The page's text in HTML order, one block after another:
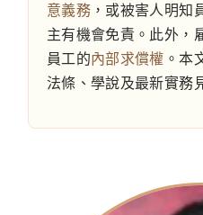
意義務 ，或被害人明知
主有機會免責。此外，
員工的內部求償權 。本
法條、學說及最新實務